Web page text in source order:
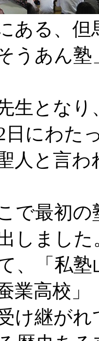
ある、
うあん
生とな
日にわた
人と言
で最初
しまし
、「私
業高校
け継が